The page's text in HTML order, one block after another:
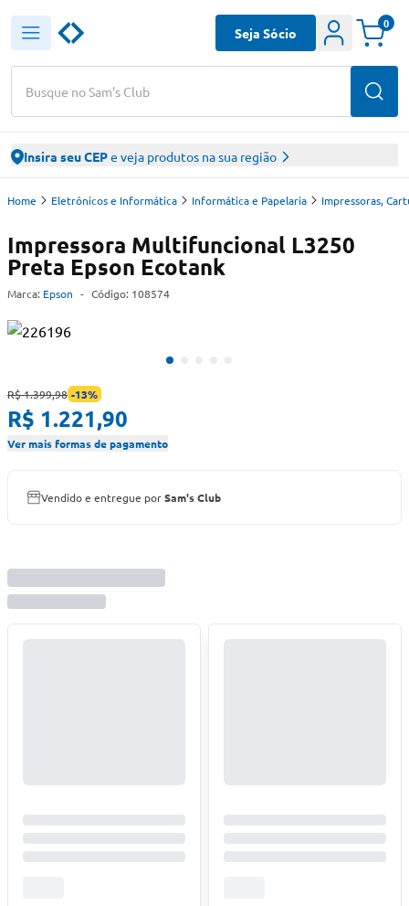
Busque no Sam's Club
Seja Sócio
0
Insira seu CEPe veja produtos na sua região
Home Eletrônicos e Informática Informática e Papelaria Impressoras,
Impressora Multifuncional L3250
Preta Epson Ecotank
Marca: Epson - Código: 108574
R$ 1.399,98 -13%
R$ 1.221,90
Ver mais formas de pagamento
Vendido e entregue porSam's Club